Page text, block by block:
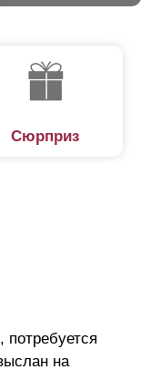
Сюрприз
на